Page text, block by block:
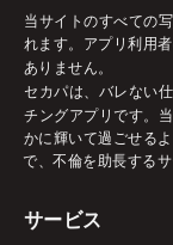
当サイトのすべての
れます。アプリ利用
ありません。
セカパは、バレない
チングアプリです。
かに輝いて過ごせる
で、不倫を助長する
サービス